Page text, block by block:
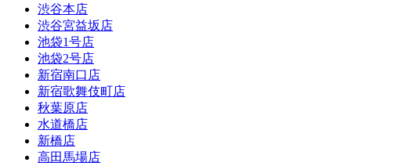
渋谷本店
渋谷宮益坂店
池袋1号店
池袋2号店
新宿南口店
新宿歌舞伎町店
秋葉原店
水道橋店
新橋店
高田馬場店